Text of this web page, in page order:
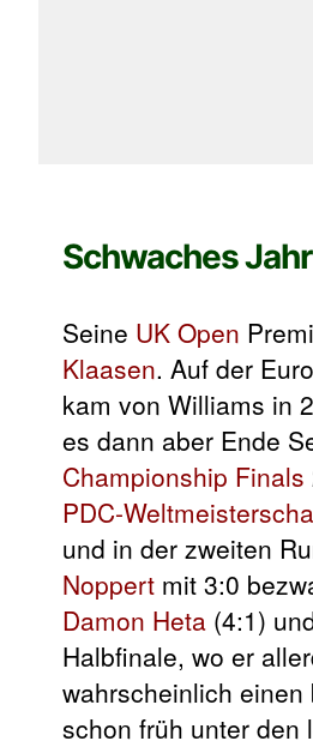
Schwaches
Seine UK Open
Klaasen. Auf der
kam von Williams in
es dann aber Ende
Championship Finals
PDC-
und in der zweiten
Noppert mit 3:0
Damon Heta (4:1)
Halbfinale, wo er
wahrscheinlich
schon früh unter den